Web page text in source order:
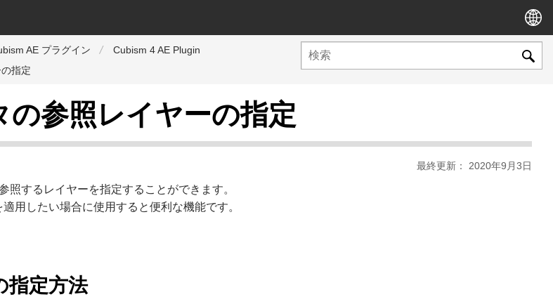
AE プラグイン
Cubism 4 AE Plugin
指定
の参照レイヤーの指定
最終更新： 2020年9月3日
照するレイヤーを指定することができます。
用したい場合に使用すると便利な機能です。
指定方法